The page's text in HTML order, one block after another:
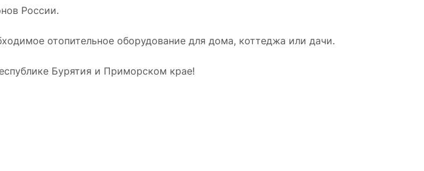
России.
отопительное оборудование для дома, коттеджа или дачи.
Бурятия и Приморском крае!